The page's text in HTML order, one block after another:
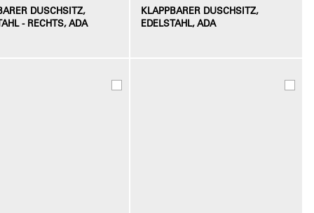
DUSCHSITZ,
- RECHTS, ADA
KLAPPBARER DUSCHSITZ,
EDELSTAHL, ADA